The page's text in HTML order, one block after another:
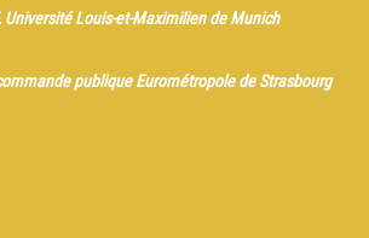
Université Louis-et-Maximilien de Munich
publique Eurométropole de Strasbourg